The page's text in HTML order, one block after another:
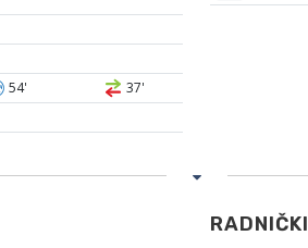
54' 37'
RADNIČKI